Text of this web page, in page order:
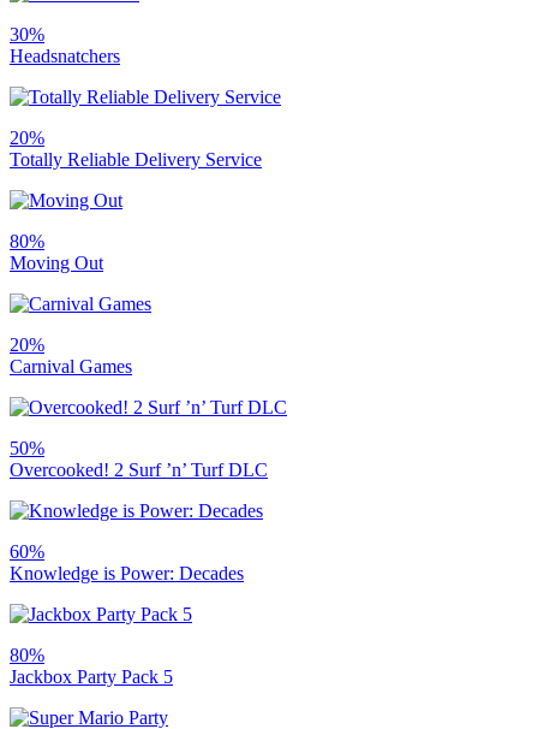
30%
Headsnatchers
20%
Totally Reliable Delivery Service
80%
Moving Out
20%
Carnival Games
50%
Overcooked! 2 Surf ’n’ Turf DLC
60%
Knowledge is Power: Decades
80%
Jackbox Party Pack 5